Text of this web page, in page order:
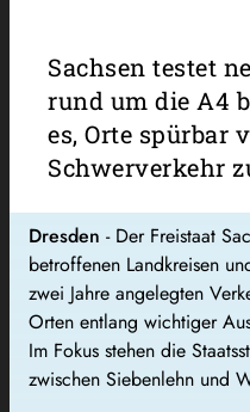
Sachsen testet
rund um die A4
es, Orte spürbar
Schwerverkehr
Dresden - Der Freistaat
betroffenen Landkreisen
zwei Jahre angelegten
Orten entlang wichtiger
Im Fokus stehen die
zwischen Siebenlehn und